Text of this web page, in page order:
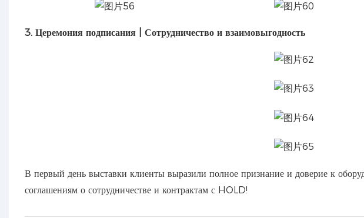
3. Церемония подписания | Сотрудничество и взаимовыгодность
В первый день выставки клиенты выразили полное признание и доверие к
соглашениям о сотрудничестве и контрактам с HOLD!